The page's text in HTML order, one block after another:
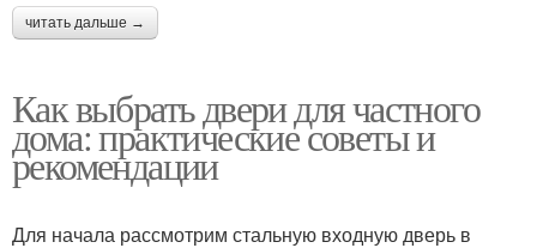
читать дальше →
Как выбрать двери для частного
дома: практические советы и
рекомендации
Для начала рассмотрим стальную входную дверь в